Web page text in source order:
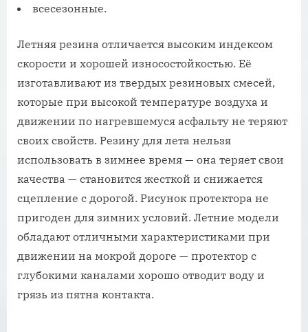
всесезонные.
Летняя резина отличается высоким индексом
скорости и хорошей износостойкостью. Её
изготавливают из твердых резиновых смесей,
которые при высокой температуре воздуха и
движении по нагревшемуся асфальту не теряют
своих свойств. Резину для лета нельзя
использовать в зимнее время — она теряет свои
качества — становится жесткой и снижается
сцепление с дорогой. Рисунок протектора не
пригоден для зимних условий. Летние модели
обладают отличными характеристиками при
движении на мокрой дороге — протектор с
глубокими каналами хорошо отводит воду и
грязь из пятна контакта.